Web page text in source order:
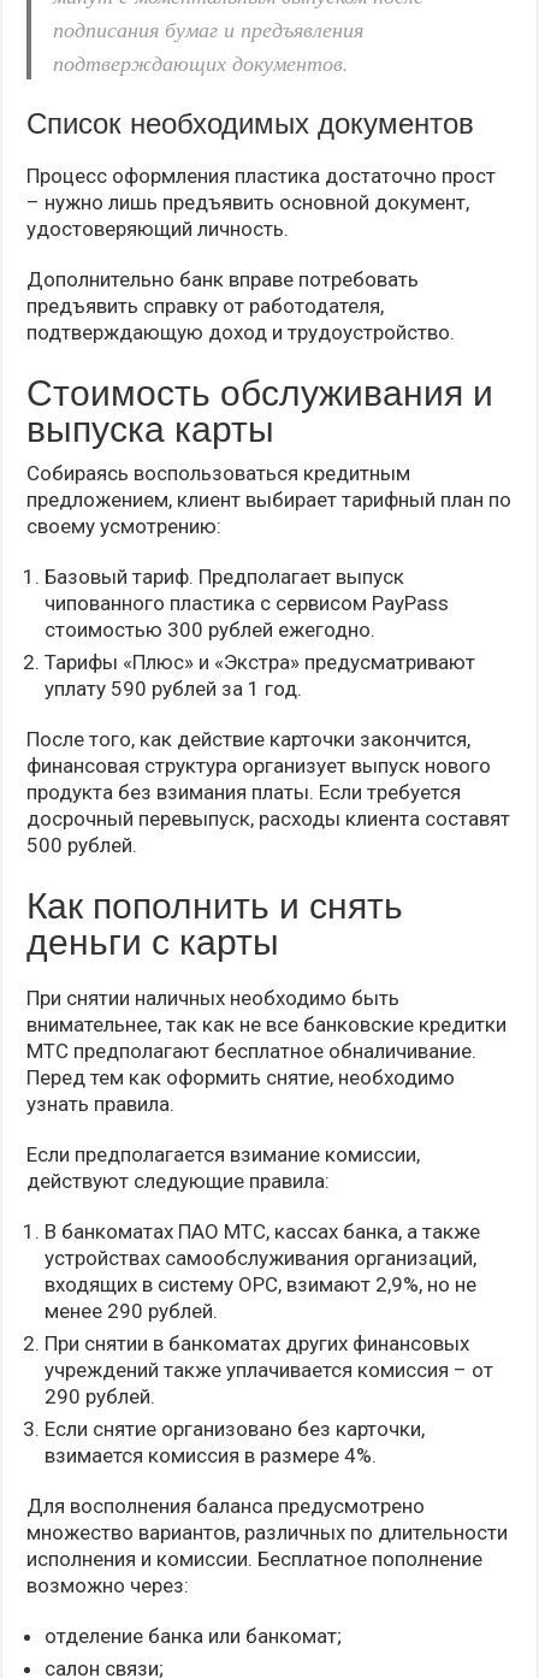
подписания бумаг и предъявления
подтверждающих документов.
Список необходимых документов
Процесс оформления пластика достаточно прост
– нужно лишь предъявить основной документ,
удостоверяющий личность.
Дополнительно банк вправе потребовать
предъявить справку от работодателя,
подтверждающую доход и трудоустройство.
Стоимость обслуживания и
выпуска карты
Собираясь воспользоваться кредитным
предложением, клиент выбирает тарифный план по
своему усмотрению:
Базовый тариф. Предполагает выпуск
чипованного пластика с сервисом PayPass
стоимостью 300 рублей ежегодно.
Тарифы «Плюс» и «Экстра» предусматривают
уплату 590 рублей за 1 год.
После того, как действие карточки закончится,
финансовая структура организует выпуск нового
продукта без взимания платы. Если требуется
досрочный перевыпуск, расходы клиента составят
500 рублей.
Как пополнить и снять
деньги с карты
При снятии наличных необходимо быть
внимательнее, так как не все банковские кредитки
МТС предполагают бесплатное обналичивание.
Перед тем как оформить снятие, необходимо
узнать правила.
Если предполагается взимание комиссии,
действуют следующие правила:
В банкоматах ПАО МТС, кассах банка, а также
устройствах самообслуживания организаций,
входящих в систему ОРС, взимают 2,9%, но не
менее 290 рублей.
При снятии в банкоматах других финансовых
учреждений также уплачивается комиссия – от
290 рублей.
Если снятие организовано без карточки,
взимается комиссия в размере 4%.
Для восполнения баланса предусмотрено
множество вариантов, различных по длительности
исполнения и комиссии. Бесплатное пополнение
возможно через:
отделение банка или банкомат;
салон связи;